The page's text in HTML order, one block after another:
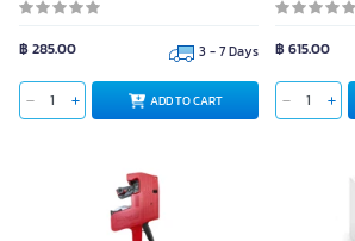
฿ 285.00 3 - 7 Days
ADD TO CART
฿ 615.00